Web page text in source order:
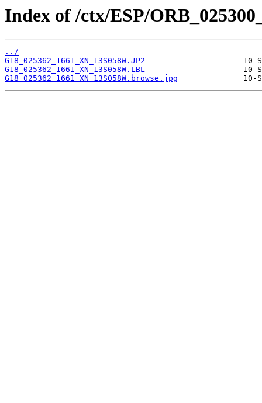
Index of /ctx/ESP/
../
G18_025362_1661_XN_13S058W.JP2
G18_025362_1661_XN_13S058W.LBL
G18_025362_1661_XN_13S058W.browse.jpg